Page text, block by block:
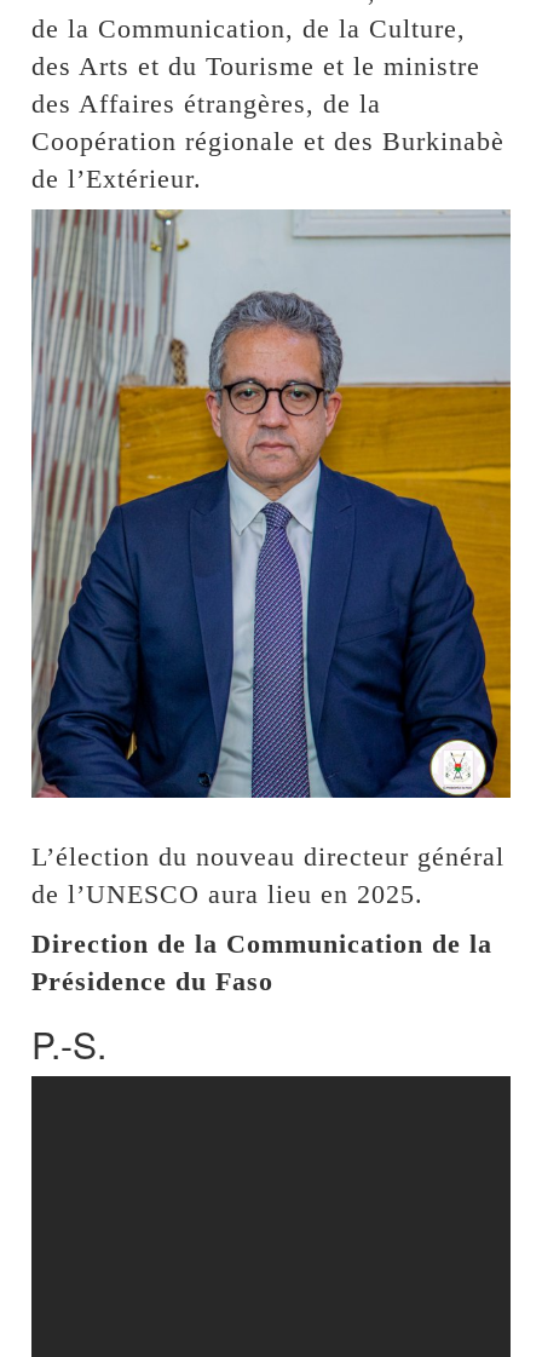
de la Communication, de la Culture,
des Arts et du Tourisme et le ministre
des Affaires étrangères, de la
Coopération régionale et des Burkinabè
de l’Extérieur.
L’élection du nouveau directeur général
de l’UNESCO aura lieu en 2025.
Direction de la Communication de la
Présidence du Faso
P.-S.